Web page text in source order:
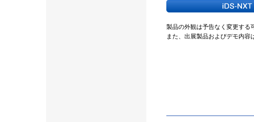
製品の外観は予告なく変更する
また、出展製品およびデモ内容